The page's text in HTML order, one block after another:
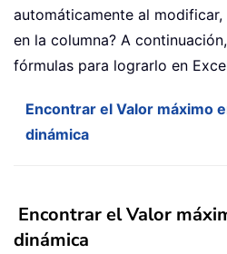
automáticamente al
en la columna? A
fórmulas para lograrlo en
Encontrar el Valor máximo
dinámica
Encontrar el Valor
dinámica